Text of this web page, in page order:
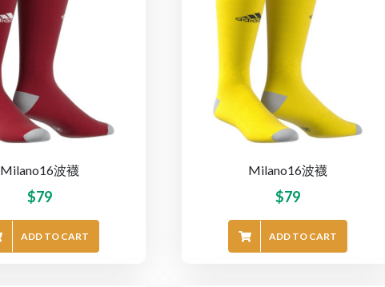
Milano16波襪
$79
ADD TO CART
Milano16波襪
$79
ADD TO CART